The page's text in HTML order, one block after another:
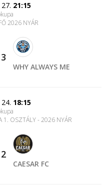
21:15
2026 NYÁR
3
WHY ALWAYS ME
18:15
1. OSZTÁLY - 2026 NYÁR
2
CAESAR FC